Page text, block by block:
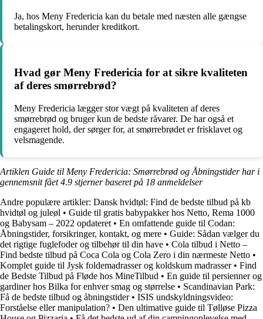
Ja, hos Meny Fredericia kan du betale med næsten alle gængse
betalingskort, herunder kreditkort.
Hvad gør Meny Fredericia for at sikre kvaliteten
af deres smørrebrød?
Meny Fredericia lægger stor vægt på kvaliteten af deres
smørrebrød og bruger kun de bedste råvarer. De har også et
engageret hold, der sørger for, at smørrebrødet er frisklavet og
velsmagende.
Artiklen Guide til Meny Fredericia: Smørrebrød og Åbningstider har i
gennemsnit fået4.9 stjerner baseret på 18 anmeldelser
Andre populære artikler: Dansk hvidtøl: Find de bedste tilbud på kb
hvidtøl og juleøl • Guide til gratis babypakker hos Netto, Rema 1000
og Babysam – 2022 opdateret • En omfattende guide til Codan:
Åbningstider, forsikringer, kontakt, og mere • Guide: Sådan vælger du
det rigtige fuglefoder og tilbehør til din have • Cola tilbud i Netto –
Find bedste tilbud på Coca Cola og Cola Zero i din nærmeste Netto •
Komplet guide til Jysk foldemadrasser og koldskum madrasser• Find
de Bedste Tilbud på Fløde hos MineTilbud • En guide til persienner og
gardiner hos Bilka for enhver smag og størrelse • Scandinavian Park:
Få de bedste tilbud og åbningstider• ISIS undskyldningsvideo:
Forståelse eller manipulation? • Den ultimative guide til Tølløse Pizza